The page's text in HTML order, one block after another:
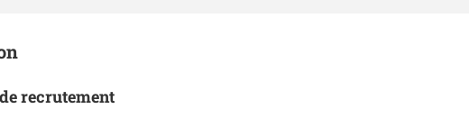
recrutement